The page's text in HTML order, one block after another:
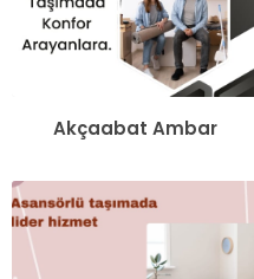
Akçaabat Ambar